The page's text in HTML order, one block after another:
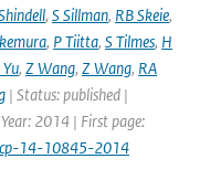
, S Sillman, RB Skeie,
, P Tiitta, S Tilmes, H
Yu, Z Wang, Z Wang, RA
| Status: published |
2014 | First page:
14-10845-2014